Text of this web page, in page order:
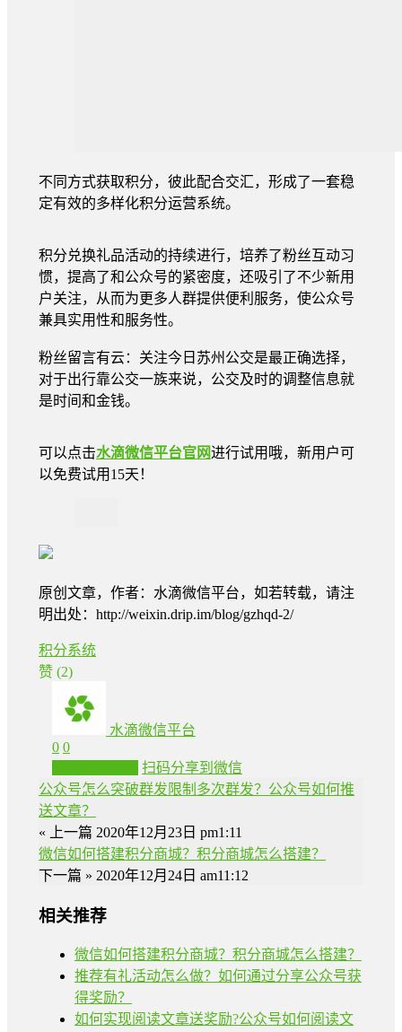
不同方式获取积分，彼此配合交汇，形成了一套稳
定有效的多样化积分运营系统。
积分兑换礼品活动的持续进行，培养了粉丝互动习
惯，提高了和公众号的紧密度，还吸引了不少新用
户关注，从而为更多人群提供便利服务，使公众号
兼具实用性和服务性。
粉丝留言有云：关注今日苏州公交是最正确选择，
对于出行靠公交一族来说，公交及时的调整信息就
是时间和金钱。
可以点击水滴微信平台官网进行试用哦，新用户可
以免费试用15天！
原创文章，作者：水滴微信平台，如若转载，请注
明出处：http://weixin.drip.im/blog/gzhqd-2/
积分系统
赞 (2)
水滴微信平台
0 0
扫码分享到微信
公众号怎么突破群发限制多次群发？公众号如何推
送文章？
« 上一篇 2020年12月23日 pm1:11
微信如何搭建积分商城？积分商城怎么搭建？
下一篇 » 2020年12月24日 am11:12
相关推荐
微信如何搭建积分商城？积分商城怎么搭建？
推荐有礼活动怎么做？如何通过分享公众号获
得奖励？
如何实现阅读文章送奖励?公众号如何阅读文